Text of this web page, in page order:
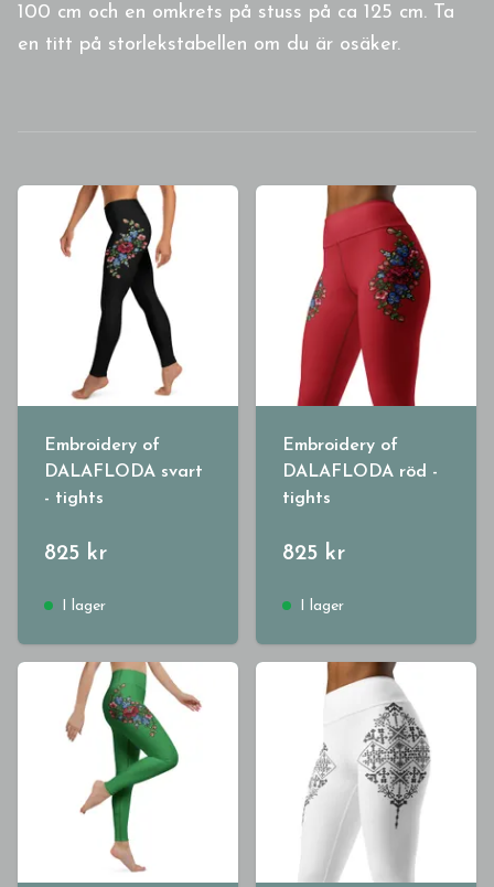
100 cm och en omkrets på stuss på ca 125 cm. Ta
en titt på storlekstabellen om du är osäker.
Embroidery of
DALAFLODA svart
- tights
825 kr
I lager
Embroidery of
DALAFLODA röd -
tights
825 kr
I lager